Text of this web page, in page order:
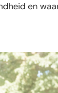
en